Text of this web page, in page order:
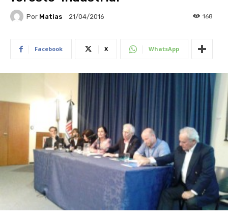
Por Matias 21/04/2016 168
Facebook X WhatsApp